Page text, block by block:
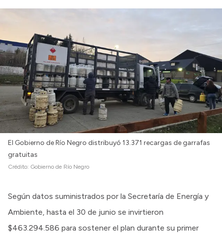
El Gobierno de Río Negro distribuyó 13.371 recargas de garrafas
gratuitas
Crédito: Gobierno de Río Negro
Según datos suministrados por la Secretaría de Energía y
Ambiente, hasta el 30 de junio se invirtieron
$463.294.586 para sostener el plan durante su primer